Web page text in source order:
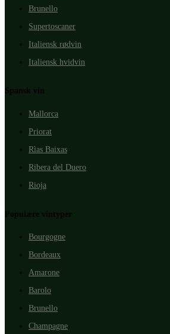
Brunello
Supertoscaner
Italiensk rødvin
Italiensk hvidvin
Spansk vin
Mallorca
Priorat
Rìas Baixas
Ribera del Duero
Rioja
Populære vintyper
Bourgogne
Bordeaux
Amarone
Barolo
Brunello
Champagne